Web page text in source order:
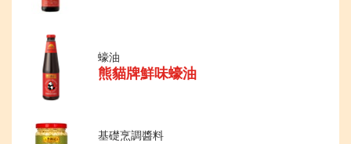
蠔油
熊貓牌鮮味蠔油
基礎烹調醬料